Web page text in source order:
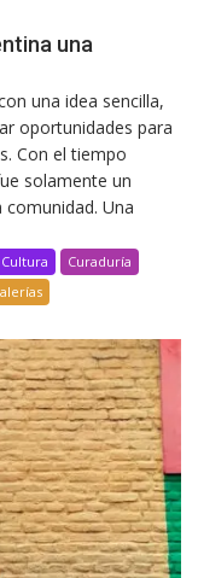
una
una idea sencilla,
oportunidades para
Con el tiempo
solamente un
Una
Cultura
Curaduría